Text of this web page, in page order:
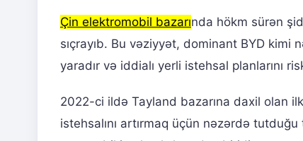
Çin elektromobil bazarında hökm sürən
sıçrayıb. Bu vəziyyət, dominant BYD
yaradır və iddialı yerli istehsal planlarını
2022-ci ildə Tayland bazarına daxil olan
istehsalını artırmaq üçün nəzərdə